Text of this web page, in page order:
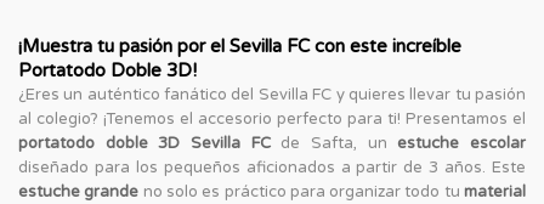
¡Muestra tu pasión por el Sevilla FC con este increíble
Portatodo Doble 3D!
¿Eres un auténtico fanático del Sevilla FC y quieres llevar tu pasión
al colegio? ¡Tenemos el accesorio perfecto para ti! Presentamos el
portatodo doble 3D Sevilla FCde Safta, un estuche escolar
diseñado para los pequeños aficionados a partir de 3 años. Este
estuche grande no solo es práctico para organizar todo tumaterial